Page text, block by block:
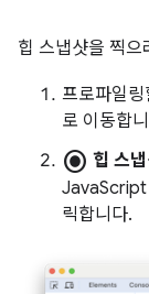
힙 스냅샷을 찍으
프로파일링
로 이동합
radio_button_checked 힙 스
JavaScript
릭합니다.